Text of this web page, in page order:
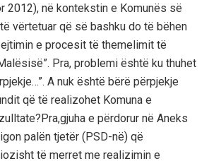
2012), në kontekstin e Komunës së
vërtetuar që së bashku do të bëhen
e procesit të themelimit të
Pra, problemi është ku thuhet
A nuk është bërë përpjekje
që të realizohet Komuna e
e përdorur në Aneks
palën tjetër (PSD-në) që
të merret me realizimin e